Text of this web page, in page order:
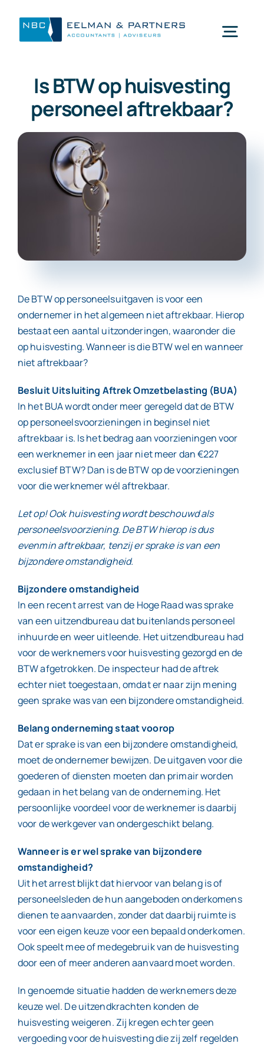
inhoud
Wat doen wij
Mijn NBC Eelman & Partners
Werken bij
Contact
Is BTW op huisvesting
personeel aftrekbaar?
De BTW op personeelsuitgaven is voor een
ondernemer in het algemeen niet aftrekbaar. Hierop
bestaat een aantal uitzonderingen, waaronder die
op huisvesting. Wanneer is die BTW wel en wanneer
niet aftrekbaar?
Besluit Uitsluiting Aftrek Omzetbelasting (BUA)
In het BUA wordt onder meer geregeld dat de BTW
op personeelsvoorzieningen in beginsel niet
aftrekbaar is. Is het bedrag aan voorzieningen voor
een werknemer in een jaar niet meer dan €227
exclusief BTW? Dan is de BTW op de voorzieningen
voor die werknemer wél aftrekbaar.
Let op! Ook huisvesting wordt beschouwd als
personeelsvoorziening. De BTW hierop is dus
evenmin aftrekbaar, tenzij er sprake is van een
bijzondere omstandigheid.
Bijzondere omstandigheid
In een recent arrest van de Hoge Raad was sprake
van een uitzendbureau dat buitenlands personeel
inhuurde en weer uitleende. Het uitzendbureau had
voor de werknemers voor huisvesting gezorgd en de
BTW afgetrokken. De inspecteur had de aftrek
echter niet toegestaan, omdat er naar zijn mening
geen sprake was van een bijzondere omstandigheid.
Belang onderneming staat voorop
Dat er sprake is van een bijzondere omstandigheid,
moet de ondernemer bewijzen. De uitgaven voor die
goederen of diensten moeten dan primair worden
gedaan in het belang van de onderneming. Het
persoonlijke voordeel voor de werknemer is daarbij
voor de werkgever van ondergeschikt belang.
Wanneer is er wel sprake van bijzondere
omstandigheid?
Uit het arrest blijkt dat hiervoor van belang is of
personeelsleden de hun aangeboden onderkomens
dienen te aanvaarden, zonder dat daarbij ruimte is
voor een eigen keuze voor een bepaald onderkomen.
Ook speelt mee of medegebruik van de huisvesting
door een of meer anderen aanvaard moet worden.
In genoemde situatie hadden de werknemers deze
keuze wel. De uitzendkrachten konden de
huisvesting weigeren. Zij kregen echter geen
vergoeding voor de huisvesting die zij zelf regelden